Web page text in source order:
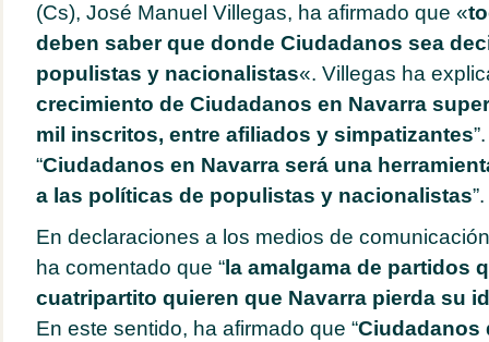
(Cs), José Manuel Villegas, ha afirmado que «
deben saber que donde Ciudadanos sea
populistas y nacionalistas«. Villegas ha
crecimiento de Ciudadanos en Navarra
mil inscritos, entre afiliados y simpatizantes
“Ciudadanos en Navarra será una
a las políticas de populistas y nacionalistas”.
En declaraciones a los medios de
ha comentado que “la amalgama de partidos
cuatripartito quieren que Navarra pierda su
En este sentido, ha afirmado que “Ciudadanos